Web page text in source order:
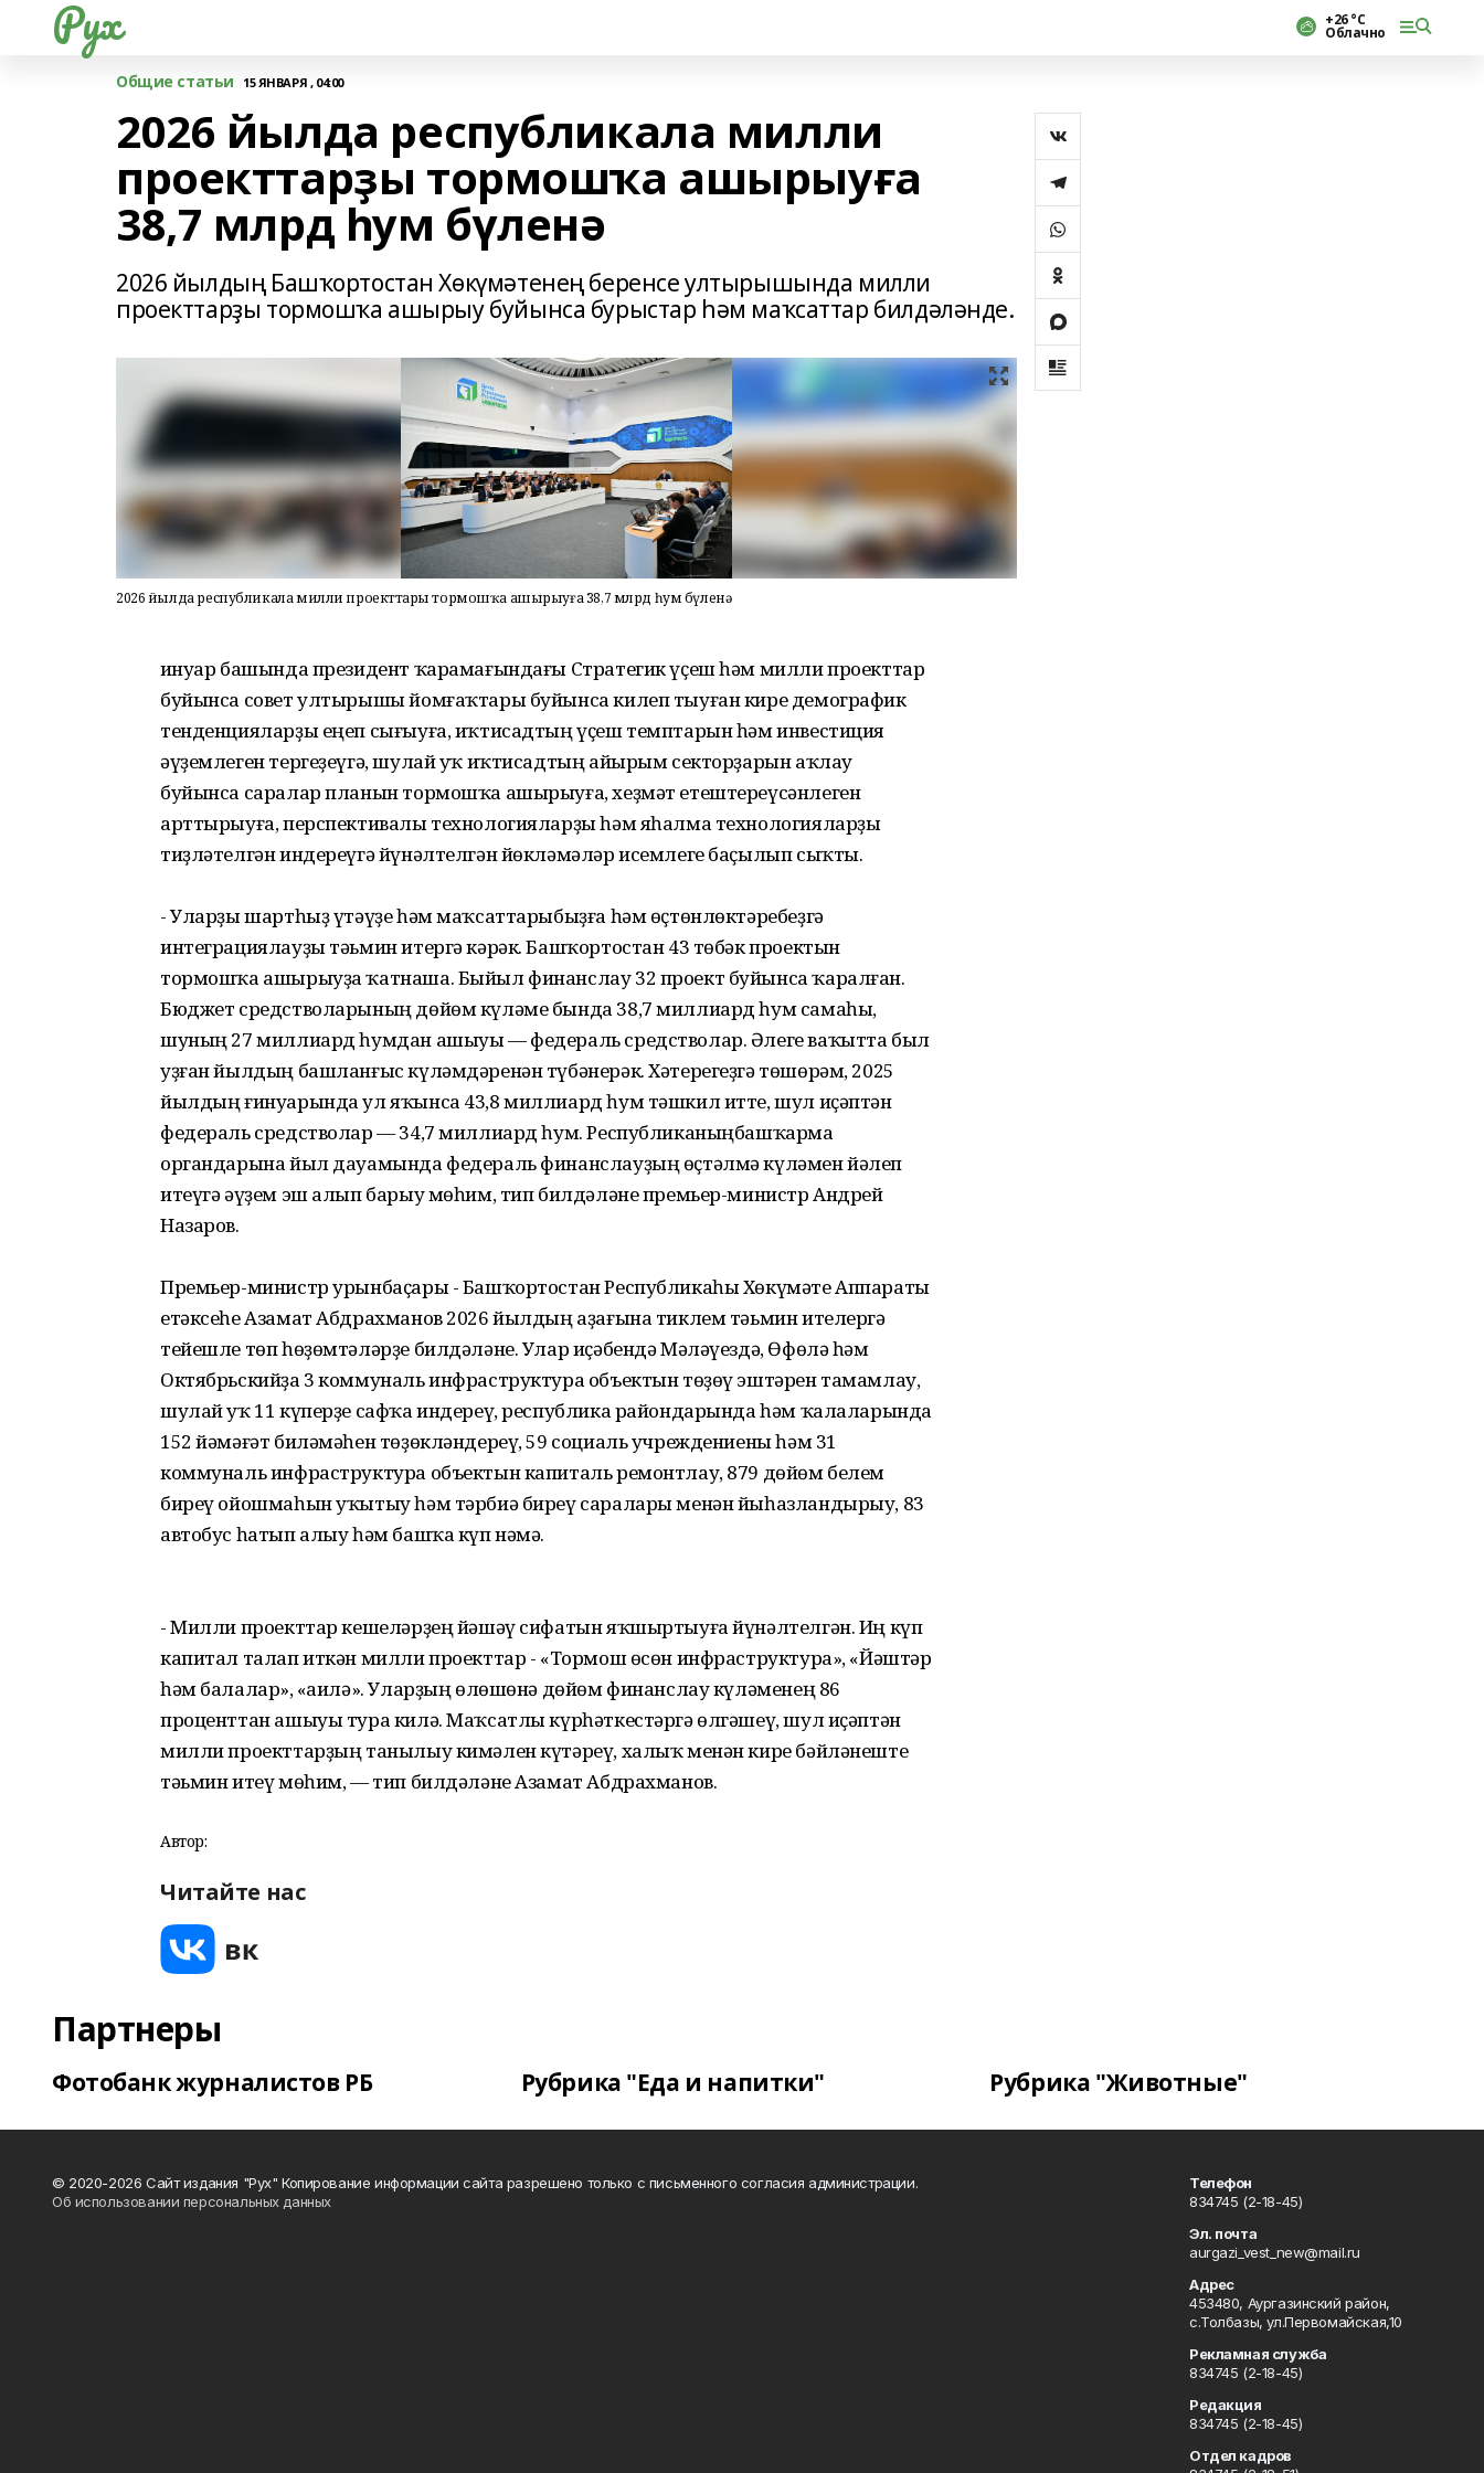
Рух +26 °С
Облачно
Общие статьи 15 ЯНВАРЯ , 04:00
2026 йылда республикала милли
проекттарҙы тормошҡа ашырыуға
38,7 млрд һум бүленә
2026 йылдың Башҡортостан Хөкүмәтенең беренсе ултырышында милли
проекттарҙы тормошҡа ашырыу буйынса бурыстар һәм маҡсаттар билдәләнде.
2026 йылда республикала милли проекттарҙы тормошҡа ашырыуға 38,7 млрд һум бүленә
Ғинуар башында президент ҡарамағындағы Стратегик үҫеш һәм милли проекттар
буйынса совет ултырышы йомғаҡтары буйынса килеп тыуған кире демографик
тенденцияларҙы еңеп сығыуға, иҡтисадтың үҫеш темптарын һәм инвестиция
әүҙемлеген тергеҙеүгә, шулай уҡ иҡтисадтың айырым секторҙарын аҡлау
буйынса саралар планын тормошҡа ашырыуға, хеҙмәт етештереүсәнлеген
арттырыуға, перспективалы технологияларҙы һәм яһалма технологияларҙы
тиҙләтелгән индереүгә йүнәлтелгән йөкләмәләр исемлеге баҫылып сыҡты.
- Уларҙы шартһыҙ үтәүҙе һәм маҡсаттарыбыҙға һәм өҫтөнлөктәребеҙгә
интеграциялауҙы тәьмин итергә кәрәк. Башҡортостан 43 төбәк проектын
тормошҡа ашырыуҙа ҡатнаша. Быйыл финанслау 32 проект буйынса ҡаралған.
Бюджет средстволарының дөйөм күләме бында 38,7 миллиард һум самаһы,
шуның 27 миллиард һумдан ашыуы — федераль средстволар. Әлеге ваҡытта был
уҙған йылдың башланғыс күләмдәренән түбәнерәк. Хәтерегеҙгә төшөрәм, 2025
йылдың ғинуарында ул яҡынса 43,8 миллиард һум тәшкил итте, шул иҫәптән
федераль средстволар — 34,7 миллиард һум. Республиканыңбашҡарма
органдарына йыл дауамында федераль финанслауҙың өҫтәлмә күләмен йәлеп
итеүгә әүҙем эш алып барыу мөһим, тип билдәләне премьер-министр Андрей
Назаров.
Премьер-министр урынбаҫары - Башҡортостан Республикаһы Хөкүмәте Аппараты
етәксеһе Азамат Абдрахманов 2026 йылдың аҙағына тиклем тәьмин ителергә
тейешле төп һөҙөмтәләрҙе билдәләне. Улар иҫәбендә Мәләүездә, Өфөлә һәм
Октябрьскийҙа 3 коммуналь инфраструктура объектын төҙөү эштәрен тамамлау,
шулай уҡ 11 күперҙе сафҡа индереү, республика райондарында һәм ҡалаларында
152 йәмәғәт биләмәһен төҙөкләндереү, 59 социаль учреждениены һәм 31
коммуналь инфраструктура объектын капиталь ремонтлау, 879 дөйөм белем
биреү ойошмаһын уҡытыу һәм тәрбиә биреү саралары менән йыһазландырыу, 83
автобус һатып алыу һәм башҡа күп нәмә.
- Милли проекттар кешеләрҙең йәшәү сифатын яҡшыртыуға йүнәлтелгән. Иң күп
капитал талап иткән милли проекттар - «Тормош өсөн инфраструктура», «Йәштәр
һәм балалар», «Ғаилә». Уларҙың өлөшөнә дөйөм финанслау күләменең 86
проценттан ашыуы тура килә. Маҡсатлы күрһәткестәргә өлгәшеү, шул иҫәптән
милли проекттарҙың танылыу кимәлен күтәреү, халыҡ менән кире бәйләнеште
тәьмин итеү мөһим, — тип билдәләне Азамат Абдрахманов.
Автор:
Читайте нас
Партнеры
Фотобанк журналистов РБ Рубрика "Еда и напитки" Рубрика "Животные"
© 2020-2026 Сайт издания "Рух" Копирование информации сайта разрешено только с письменного согласия администрации.
Об использовании персональных данных
Телефон
834745 (2-18-45)
Эл. почта
aurgazi_vest_new@mail.ru
Адрес
453480, Аургазинский район,
с.Толбазы, ул.Первомайская,10
Рекламная служба
834745 (2-18-45)
Редакция
834745 (2-18-45)
Отдел кадров